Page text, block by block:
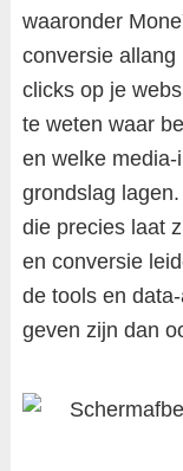
waaronder
conversie
clicks op je
te weten waar
en welke
grondslag
die precies laat
en conversie
de tools en
geven zijn dan